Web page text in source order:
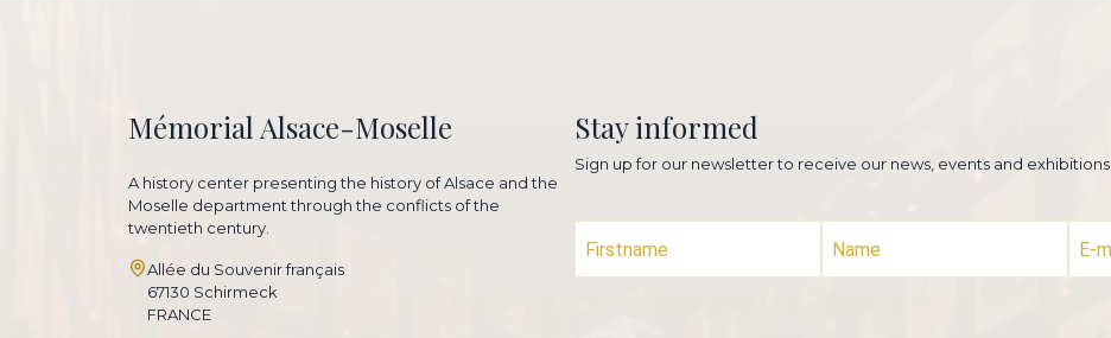
Mémorial Alsace-Moselle
A history center presenting the history of Alsace and the
Moselle department through the conflicts of the
twentieth century.
Allée du Souvenir français
67130 Schirmeck
FRANCE
Stay informed
Sign up for our newsletter to receive our news, events and exhibitions.